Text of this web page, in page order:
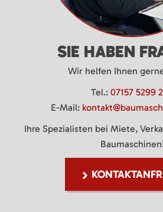
SIE HABEN
Wir helfen Ihnen
Tel.: 07157 5299
E-Mail:
Ihre Spezialisten bei Miete,